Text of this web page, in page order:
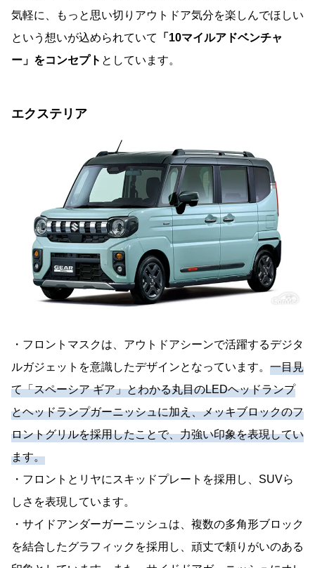
気軽に、もっと思い切りアウトドア気分を楽しんでほしい
という想いが込められていて
「10マイルアドベンチャ
ー」をコンセプト としています。
エクステリア
・フロントマスクは、アウトドアシーンで活躍するデジタ
ルガジェットを意識したデザインとなっています。 一目見
て「スペーシア ギア」とわかる丸目のLEDヘッドランプ
とヘッドランプガーニッシュに加え、メッキブロックのフ
ロントグリルを採用したことで、力強い印象を表現してい
ます。
・フロントとリヤにスキッドプレートを採用し、SUVら
しさを表現しています。
・サイドアンダーガーニッシュは、複数の多角形ブロック
を結合したグラフィックを採用し、頑丈で頼りがいのある